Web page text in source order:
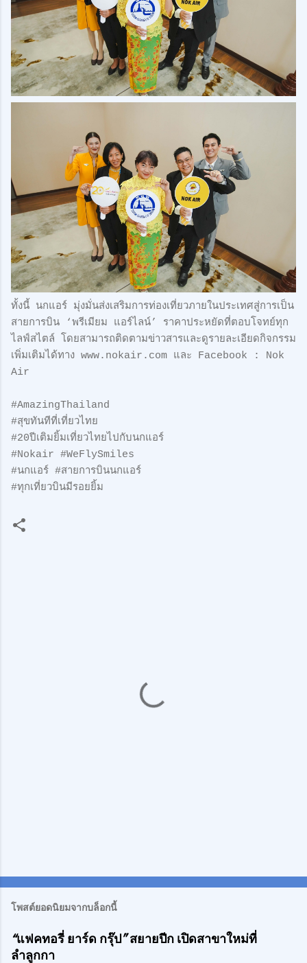
ทั้งนี้ นกแอร์ มุ่งมั่นส่งเสริมการท่องเที่ยวภายในประเทศสู่การเป็น
สายการบิน ‘พรีเมียม แอร์ไลน์’ ราคาประหยัดที่ตอบโจทย์ทุก
ไลฟ์สไตล์ โดยสามารถติดตามข่าวสารและดูรายละเอียดกิจกรรม
เพิ่มเติมได้ทาง www.nokair.com และ Facebook : Nok
Air
#AmazingThailand
#สุขทันทีที่เที่ยวไทย
#20ปีเติมยิ้มเที่ยวไทยไปกับนกแอร์
#Nokair #WeFlySmiles
#นกแอร์ #สายการบินนกแอร์
#ทุกเที่ยวบินมีรอยยิ้ม
โพสต์ยอดนิยมจากบล็อกนี้
“แฟคทอรี่ ยาร์ด กรุ๊ป” สยายปีก เปิดสาขาใหม่ที่
ลำลูกกา